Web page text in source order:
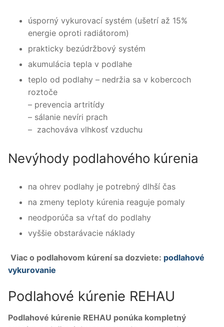
úsporný vykurovací systém (ušetrí až 15%
energie oproti radiátorom)
prakticky bezúdržbový systém
akumulácia tepla v podlahe
teplo od podlahy – nedržia sa v kobercoch
roztoče
– prevencia artritídy
– sálanie nevíri prach
– zachováva vlhkosť vzduchu
Nevýhody podlahového kúrenia
na ohrev podlahy je potrebný dlhší čas
na zmeny teploty kúrenia reaguje pomaly
neodporúča sa vŕtať do podlahy
vyššie obstarávacie náklady
Viac o podlahovom kúrení sa dozviete: podlahové
vykurovanie
Podlahové kúrenie REHAU
Podlahové kúrenie REHAU ponúka kompletný